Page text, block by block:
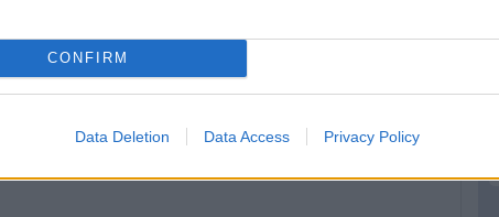
CONFIRM
Data Deletion Data Access Privacy Policy
Hamilton a közepeseken, de óriási köztük a különbség:
Ingyen kerékcsere. így Verstappen könnyedén